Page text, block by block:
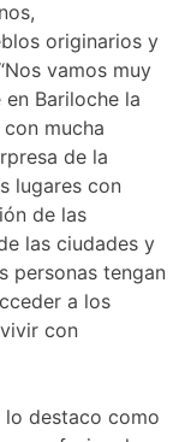
originarios y
vamos muy
Bariloche la
mucha
de la
lugares con
de las
las ciudades y
personas tengan
a los
con
lo destaco como